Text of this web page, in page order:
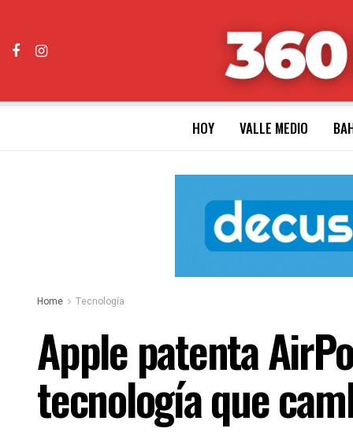
HOY VALLE MEDIO
Home Tecnología
Apple patenta
tecnología que